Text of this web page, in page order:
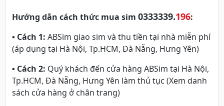
Hướng dẫn cách thức mua sim 0333339.196:
▪ Cách 1: ABSim giao sim và thu tiền tại nhà miễn phí
(áp dụng tại Hà Nội, Tp.HCM, Đà Nẵng, Hưng Yên)
▪ Cách 2: Quý khách đến cửa hàng ABSim tại Hà Nội,
Tp.HCM, Đà Nẵng, Hưng Yên làm thủ tục (Xem danh
sách cửa hàng ở chân trang)